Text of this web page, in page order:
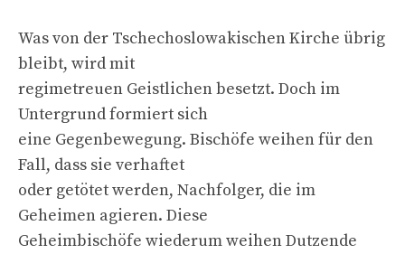
Was von der Tschechoslowakischen Kirche übrig
bleibt, wird mit
regimetreuen Geistlichen besetzt. Doch im
Untergrund formiert sich
eine Gegenbewegung. Bischöfe weihen für den
Fall, dass sie verhaftet
oder getötet werden, Nachfolger, die im
Geheimen agieren. Diese
Geheimbischöfe wiederum weihen Dutzende